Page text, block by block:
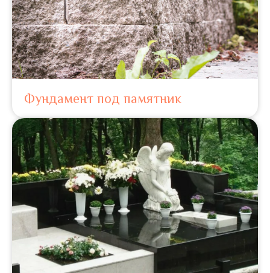
Фундамент под памятник